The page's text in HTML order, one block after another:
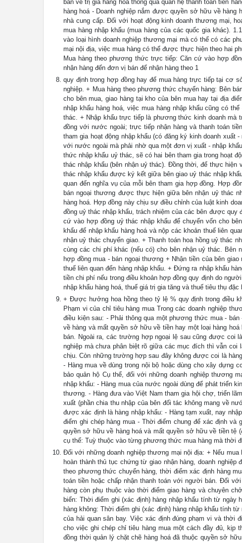
bán về trị giá hàng hoá thông qua quan hệ thanh toán tiền
hàng hoá - Doanh nghiệp nắm được quyền sở hữu về
nhà cung cấp. Đối với hoạt động kinh doanh thương mại,
mua hàng nhập khẩu (mua hàng của các quốc gia khác).
vào loại hình doanh nghiệp thương mại mà có thể có các
mại nội địa, việc mua hàng có thể được thực hiện theo hai
Mua hàng theo phương thức trực tiếp: Căn cứ vào hợp
nhận hàng đến đơn vị bán để nhận hàng theo 1
quy định trong hợp đồng hay để mua hàng trực tiếp tại cơ
nghiệp. + Mua hàng theo phương thức chuyển hàng: Bên
cho bên mua, giao hàng tại kho của bên mua hay tại địa
nhập khẩu hàng hoá, việc mua hàng nhập khẩu cũng có
thác. + Nhập khẩu trực tiếp là phương thức kinh doanh mà
đồng với nước ngoài; trực tiếp nhận hàng và thanh toán
tham gia hoạt động nhập khẩu (có đăng ký kinh doanh xuất
với nước ngoài mà phải nhờ qua một đơn vị xuất - nhập
thức nhập khẩu uỷ thác, sẽ có hai bên tham gia trong hoạt
thác nhập khẩu (bên nhận uỷ thác). Đồng thời, để thực
thác nhập khẩu được ký kết giữa bên giao uỷ thác nhập
quan đến nghĩa vụ của mỗi bên tham gia hợp đồng. Hợp
bán ngoại thương được thực hiện giữa bên nhận uỷ thác
hàng hoá. Hợp đồng này chịu sự điều chỉnh của luật kinh
đồng uỷ thác nhập khẩu, trách nhiệm của các bên được quy
cứ vào hợp đồng uỷ thác nhập khẩu để chuyển vốn cho
khẩu để nhập khẩu hàng hoá và nộp các khoản thuế liên
nhận uỷ thác chuyển giao. + Thanh toán hoa hồng uỷ thác
cùng các chi phí khác (nếu có) cho bên nhận uỷ thác.
hợp đồng mua - bán ngoại thương + Nhận tiền của bên
thuế liên quan đến hàng nhập khẩu. + Đứng ra nhập khẩu
tiền chi phí nếu trong điều khoản hợp đồng quy định do
nhập khẩu hàng hoá, thuế giá trị gia tăng và thuế tiêu thụ
+ Được hưởng hoa hồng theo tỷ lệ % quy định trong điều
Phạm vi của chỉ tiêu hàng mua Trong các doanh nghiệp
điều kiện sau: - Phải thông qua một phương thức mua -
về hàng và mất quyền sở hữu về tiền hay một loại hàng
bán. Ngoài ra, các trường hợp ngoại lệ sau cũng được coi
nghiệp mà chưa phân biệt rõ giữa các mục đích thì vẫn coi
chịu. Còn những trường hợp sau đây không được coi là
- Hàng mua về dùng trong nội bộ hoặc dùng cho xây dựng
bảo quản hộ Cụ thể, đối với những doanh nghiệp thương
nhập khẩu: - Hàng mua của nước ngoài dùng để phát triển
thương. - Hàng đưa vào Việt Nam tham gia hội chợ, triển
xuất (phần chia thu nhập của bên đối tác không mang về
được xác định là hàng nhập khẩu: - Hàng tạm xuất, nay
điểm ghi chép hàng mua - Thời điểm chung để xác định và
quyền sở hữu về hàng hoá và mất quyền sở hữu về tiền tệ
cụ thể: Tuỳ thuộc vào từng phương thức mua hàng mà thời
Đối với những doanh nghiệp thương mại nội địa: + Nếu
hoàn thành thủ tục chứng từ giao nhận hàng, doanh
theo phương thức chuyển hàng, thời điểm xác định hàng
toán tiền hoặc chấp nhận thanh toán với người bán. Đối
hàng còn phụ thuộc vào thời điểm giao hàng và chuyên
biển: Thời điểm ghi (xác định) hàng nhập khẩu tính từ
hàng không: Thời điểm ghi (xác định) hàng nhập khẩu tính
của hải quan sân bay. Việc xác định đúng phạm vi và thời
cho việc ghi chép chỉ tiêu hàng mua một cách đầy đủ, kịp
đồng thời quản lý chặt chẽ hàng hoá đã thuộc quyền sở